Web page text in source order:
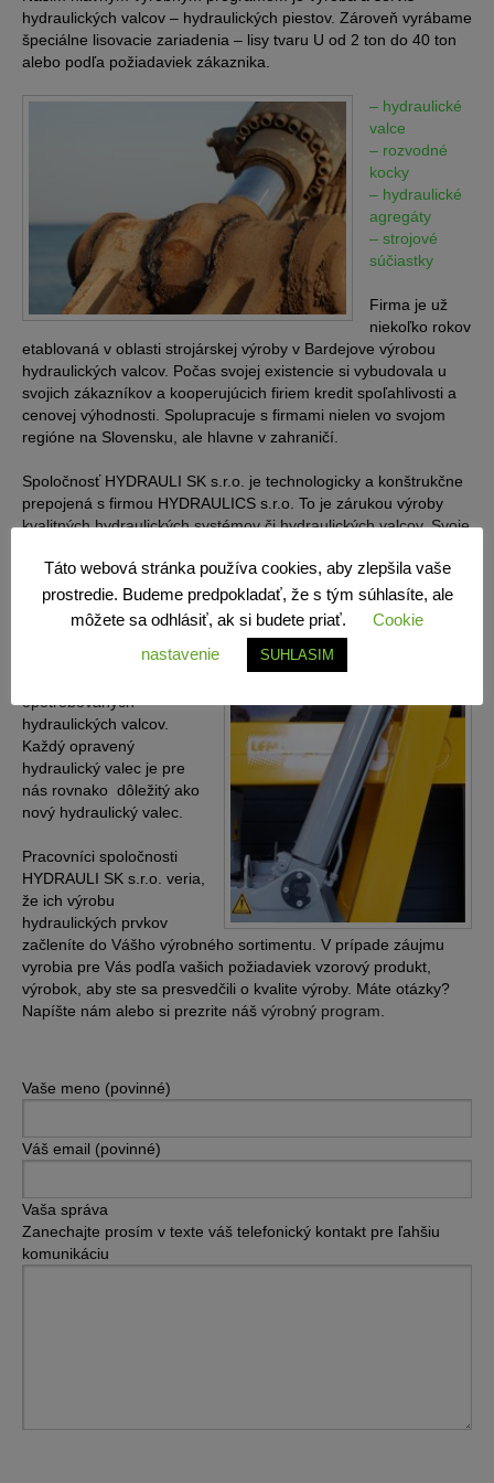
hydraulických valcov – hydraulických piestov. Zároveň vyrábame
špeciálne lisovacie zariadenia – lisy tvaru U od 2 ton do 40 ton
alebo podľa požiadaviek zákaznika.
– hydraulické
valce
– rozvodné
kocky
– hydraulické
agregáty
– strojové
súčiastky
Firma je už
niekoľko rokov
etablovaná v oblasti strojárskej výroby v Bardejove výrobou
hydraulických valcov. Počas svojej existencie si vybudovala u
svojich zákazníkov a kooperujúcich firiem kredit spoľahlivosti a
cenovej výhodnosti. Spolupracuje s firmami nielen vo svojom
regióne na Slovensku, ale hlavne v zahraničí.
Spoločnosť HYDRAULI SK s.r.o. je technologicky a konštrukčne
prepojená s firmou HYDRAULICS s.r.o. To je zárukou výroby
kvalitných hydraulických systémov či hydraulických valcov. Svoje
klasická technológia. Výroba je orientovaná na kusovú a
strednosériovu výrobu ATYPICKÝCH hydraulických valcov a
jednoúčelových zariadení.
Súčasne firma prevádza
opotrebovaných
hydraulických valcov.
Každý opravený
hydraulický valec je pre
nás rovnako dôležitý ako
nový hydraulický valec.
Pracovníci spoločnosti
HYDRAULI SK s.r.o. veria,
že ich výrobu
hydraulických prvkov
začleníte do Vášho výrobného sortimentu. V prípade záujmu
vyrobia pre Vás podľa vašich požiadaviek vzorový produkt,
výrobok, aby ste sa presvedčili o kvalite výroby. Máte otázky?
Napíšte nám alebo si prezrite náš výrobný program.
Vaše meno (povinné)
Váš email (povinné)
Vaša správa
Zanechajte prosím v texte váš telefonický kontakt pre ľahšiu
komunikáciu
Táto webová stránka používa cookies, aby zlepšila vaše
prostredie. Budeme predpokladať, že s tým súhlasíte, ale
môžete sa odhlásiť, ak si budete priať.
Cookie
nastavenie
SUHLASIM